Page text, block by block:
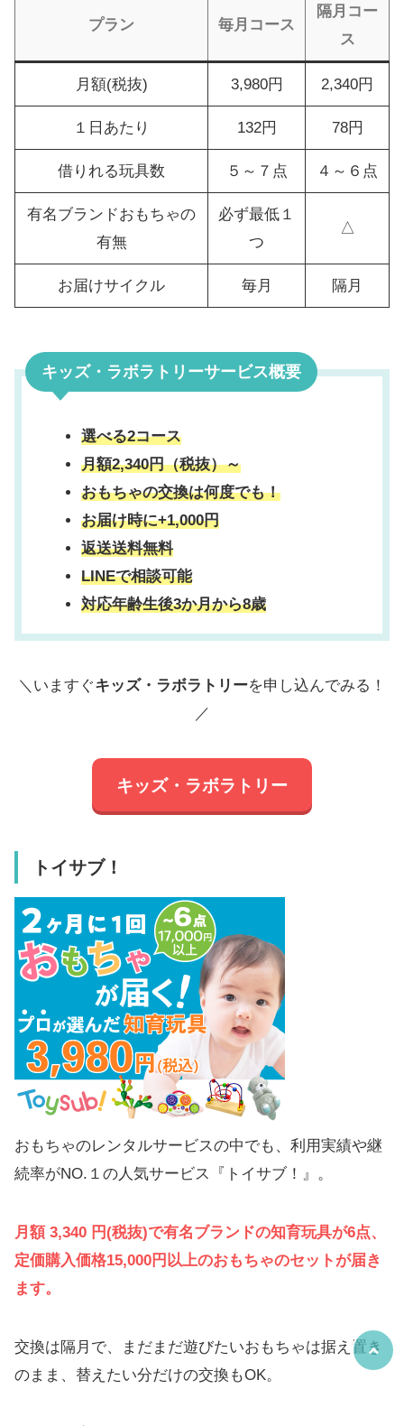
プラン 毎月コース
隔月コー
ス
月額(税抜) 3,980円 2,340円
１日あたり 132円 78円
借りれる玩具数 ５～７点 ４～６点
有名ブランドおもちゃの
有無
必ず最低１
つ
△
お届けサイクル 毎月 隔月
キッズ・ラボラトリーサービス概要
選べる2コース
月額2,340円（税抜）～
おもちゃの交換は何度でも！
お届け時に+1,000円
返送送料無料
LINEで相談可能
対応年齢生後3か月から8歳
＼いますぐキッズ・ラボラトリーを申し込んでみる！
／
キッズ・ラボラトリー
トイサブ！
おもちゃのレンタルサービスの中でも、利用実績や継
続率がNO.１の人気サービス『トイサブ！』。
月額 3,340 円(税抜)で有名ブランドの知育玩具が6点、
定価購入価格15,000円以上のおもちゃのセットが届き
ます。
交換は隔月で、まだまだ遊びたいおもちゃは据え置き
のまま、替えたい分だけの交換もOK。